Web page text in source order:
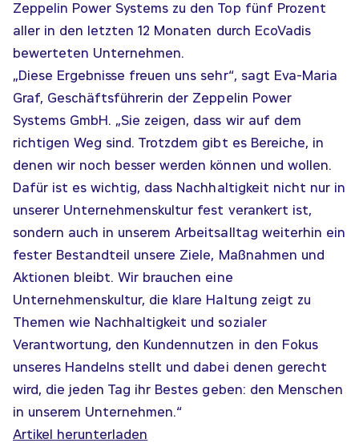
Zeppelin Power Systems zu den Top fünf Prozent
aller in den letzten 12 Monaten durch EcoVadis
bewerteten Unternehmen.
„Diese Ergebnisse freuen uns sehr“, sagt Eva-Maria
Graf, Geschäftsführerin der Zeppelin Power
Systems GmbH. „Sie zeigen, dass wir auf dem
richtigen Weg sind. Trotzdem gibt es Bereiche, in
denen wir noch besser werden können und wollen.
Dafür ist es wichtig, dass Nachhaltigkeit nicht nur in
unserer Unternehmenskultur fest verankert ist,
sondern auch in unserem Arbeitsalltag weiterhin ein
fester Bestandteil unsere Ziele, Maßnahmen und
Aktionen bleibt. Wir brauchen eine
Unternehmenskultur, die klare Haltung zeigt zu
Themen wie Nachhaltigkeit und sozialer
Verantwortung, den Kundennutzen in den Fokus
unseres Handelns stellt und dabei denen gerecht
wird, die jeden Tag ihr Bestes geben: den Menschen
in unserem Unternehmen.“
Artikel herunterladen